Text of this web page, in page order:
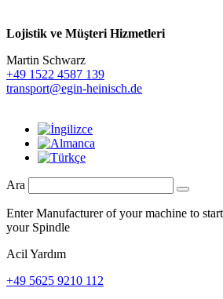
Lojistik ve Müşteri Hizmetleri
Martin Schwarz
+49 1522 4587 139
transport@egin-heinisch.de
Ara
Enter Manufacturer of your machine to
your Spindle
Acil Yardım
+49 5625 9210 112